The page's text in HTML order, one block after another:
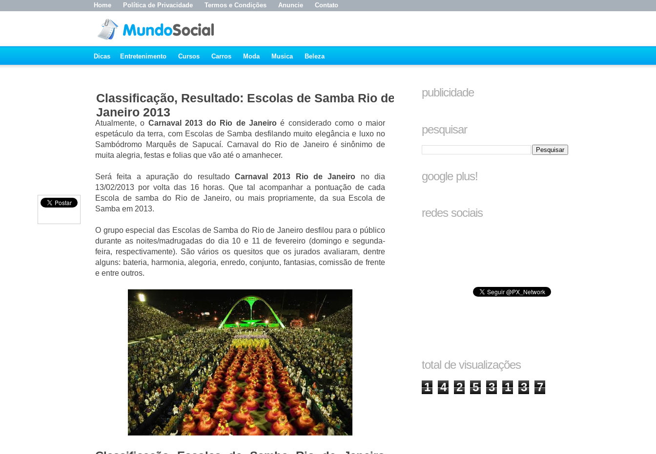
Home Política de Privacidade Termos e Condições Anuncie Contato
Dicas Entretenimento Cursos Carros Moda Musica Beleza
Classificação, Resultado: Escolas de Samba Rio de
Janeiro 2013
Atualmente, o Carnaval 2013 do Rio de Janeiroé considerado como o maior
espetáculo da terra, com Escolas de Samba desfilando muito elegância e luxo no
Sambódromo Marquês de Sapucaí. Carnaval do Rio de Janeiro é sinônimo de
muita alegria, festas e folias que vão até o amanhecer.
Será feita a apuração do resultado Carnaval 2013 Rio de Janeiro no dia
13/02/2013 por volta das 16 horas. Que tal acompanhar a pontuação de cada
Escola de samba do Rio de Janeiro, ou mais propriamente, da sua Escola de
Samba em 2013.
O grupo especial das Escolas de Samba do Rio de Janeiro desfilou para o público
durante as noites/madrugadas do dia 10 e 11 de fevereiro (domingo e segunda-
feira, respectivamente). São vários os quesitos que os jurados avaliaram, dentre
alguns: bateria, harmonia, alegoria, enredo, conjunto, fantasias, comissão de frente
e entre outros.
publicidade
pesquisar
google plus!
redes sociais
total de visualizações
1
4 2 5 3 1 3 7